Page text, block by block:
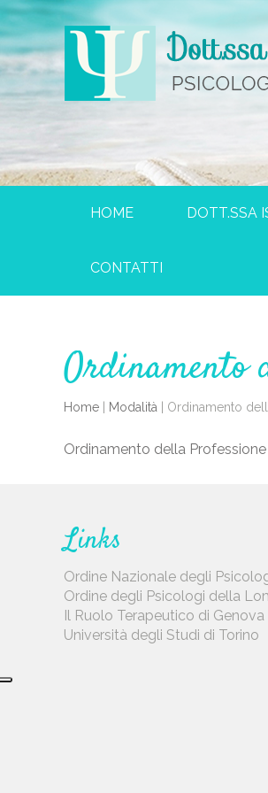
HOME DOTT.SSA
CONTATTI
Ordinamento
Home Modalità Ordinamento
Ordinamento della
Links
Ordine Nazionale degli
Ordine degli Psicologi della
Il Ruolo Terapeutico di Genova
Università degli Studi di Torino